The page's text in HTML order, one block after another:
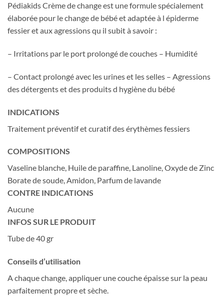
Pédiakids Crème de change est une formule spécialement
élaborée pour le change de bébé et adaptée à l épiderme
fessier et aux agressions qu il subit à savoir :
– Irritations par le port prolongé de couches – Humidité
– Contact prolongé avec les urines et les selles – Agressions
des détergents et des produits d hygiène du bébé
INDICATIONS
Traitement préventif et curatif des érythèmes fessiers
COMPOSITIONS
Vaseline blanche, Huile de paraffine, Lanoline, Oxyde de Zinc
Borate de soude, Amidon, Parfum de lavande
CONTRE INDICATIONS
Aucune
INFOS SUR LE PRODUIT
Tube de 40 gr
Conseils d’utilisation
A chaque change, appliquer une couche épaisse sur la peau
parfaitement propre et sèche.